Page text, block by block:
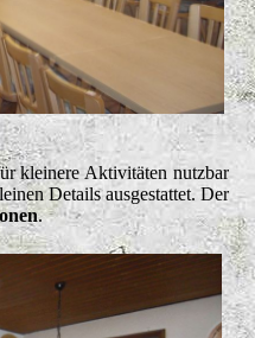
kleinere Aktivitäten nutzbar
Details ausgestattet. Der
.